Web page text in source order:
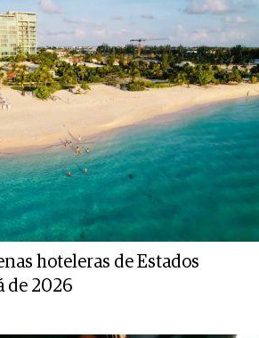
hoteleras de Estados
de 2026